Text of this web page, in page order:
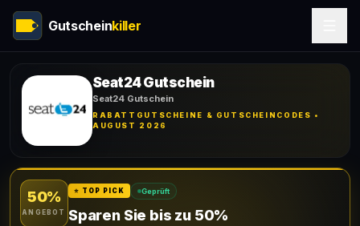
Gutscheinkiller
Seat24 Gutschein
Seat24 Gutschein
RABATTGUTSCHEINE & GUTSCHEINCODES •
AUGUST 2026
50%
ANGEBOT
⭐ TOP PICK Geprüft
Sparen Sie bis zu 50%